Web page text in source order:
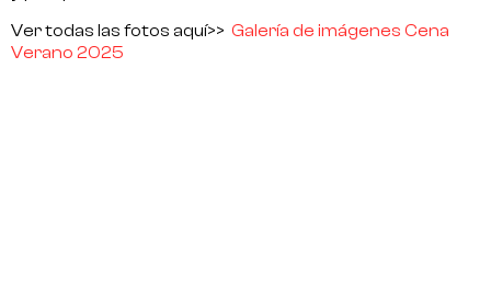
Ver todas las fotos aquí>> Galería de imágenes Cena
Verano 2025